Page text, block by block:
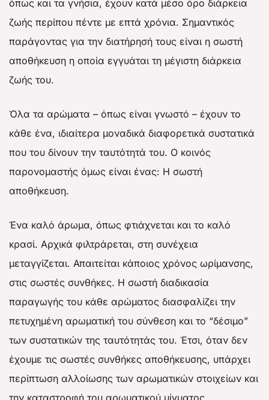
όπως και τα γνήσια, έχουν κατά μέσο όρο διάρκεια
ζωής περίπου πέντε με επτά χρόνια. Σημαντικός
παράγοντας για την διατήρησή τους είναι η σωστή
αποθήκευση η οποία εγγυάται τη μέγιστη διάρκεια
ζωής του.
Όλα τα αρώματα – όπως είναι γνωστό – έχουν το
κάθε ένα, ιδιαίτερα μοναδικά διαφορετικά συστατικά
που του δίνουν την ταυτότητά του. Ο κοινός
παρονομαστής όμως είναι ένας: Η σωστή
αποθήκευση.
Ένα καλό άρωμα, όπως φτιάχνεται και το καλό
κρασί. Αρχικά φιλτράρεται, στη συνέχεια
μεταγγίζεται. Απαιτείται κάποιος χρόνος ωρίμανσης,
στις σωστές συνθήκες. Η σωστή διαδικασία
παραγωγής του κάθε αρώματος διασφαλίζει την
πετυχημένη αρωματική του σύνθεση και το “δέσιμο”
των συστατικών της ταυτότητάς του. Έτσι, όταν δεν
έχουμε τις σωστές συνθήκες αποθήκευσης, υπάρχει
περίπτωση αλλοίωσης των αρωματικών στοιχείων και
την καταστροφή του αρωματικού μίγματος.